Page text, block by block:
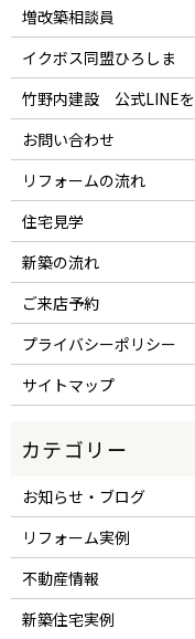
増改築相談員
イクボス同盟ひろしま
竹野内建設 公式LINE
お問い合わせ
リフォームの流れ
住宅見学
新築の流れ
ご来店予約
プライバシーポリシー
サイトマップ
お知らせ・ブログ
リフォーム実例
不動産情報
新築住宅実例